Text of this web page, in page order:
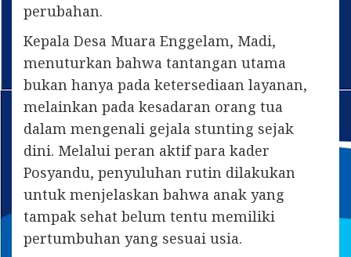
perubahan.
Kepala Desa Muara Enggelam, Madi,
menuturkan bahwa tantangan utama
bukan hanya pada ketersediaan layanan,
melainkan pada kesadaran orang tua
dalam mengenali gejala stunting sejak
dini. Melalui peran aktif para kader
Posyandu, penyuluhan rutin dilakukan
untuk menjelaskan bahwa anak yang
tampak sehat belum tentu memiliki
pertumbuhan yang sesuai usia.